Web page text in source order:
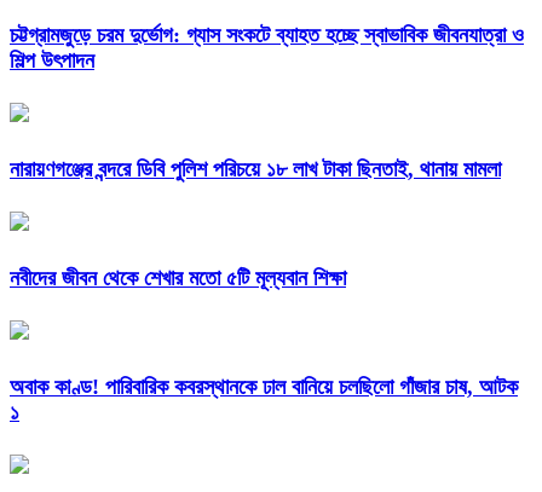
চট্টগ্রামজুড়ে চরম দুর্ভোগ: গ্যাস সংকটে ব্যাহত হচ্ছে স্বাভাবিক জীবনযাত্রা ও
শিল্প উৎপাদন
নারায়ণগঞ্জের বন্দরে ডিবি পুলিশ পরিচয়ে ১৮ লাখ টাকা ছিনতাই, থানায় মামলা
নবীদের জীবন থেকে শেখার মতো ৫টি মূল্যবান শিক্ষা
অবাক কাণ্ড! পারিবারিক কবরস্থানকে ঢাল বানিয়ে চলছিলো গাঁজার চাষ, আটক
১